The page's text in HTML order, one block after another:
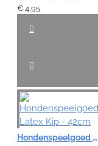
€ 4,95
Hondenspeelgoed Latex Kip - 42cm